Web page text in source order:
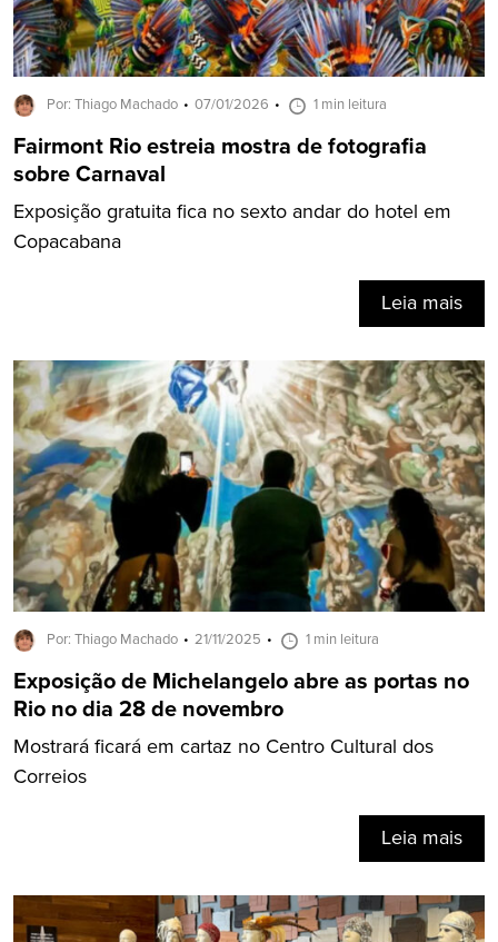
Por: Thiago Machado 07/01/2026 1 min leitura
Fairmont Rio estreia mostra de fotografia
sobre Carnaval
Exposição gratuita fica no sexto andar do hotel em
Copacabana
Leia mais
Por: Thiago Machado 21/11/2025 1 min leitura
Exposição de Michelangelo abre as portas no
Rio no dia 28 de novembro
Mostrará ficará em cartaz no Centro Cultural dos
Correios
Leia mais